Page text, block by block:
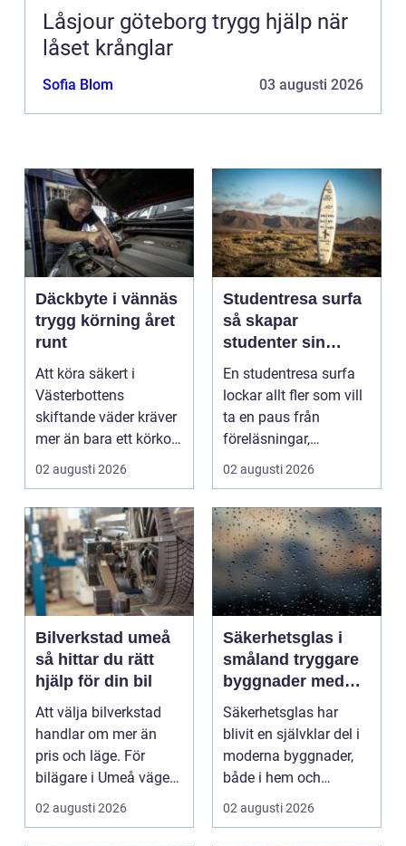
Låsjour göteborg trygg hjälp när
låset krånglar
Sofia Blom 03 augusti 2026
Däckbyte i vännäs
trygg körning året
runt
Att köra säkert i
Västerbottens
skiftande väder kräver
mer än bara ett körkort
och en pålitlig bil. ...
02 augusti 2026
Studentresa surfa
så skapar
studenter sin
ultimata paus från
plugget
En studentresa surfa
lockar allt fler som vill
ta en paus från
föreläsningar,
tentaplugg och sena
02 augusti 2026
Bilverkstad umeå
så hittar du rätt
hjälp för din bil
Att välja bilverkstad
handlar om mer än
pris och läge. För
bilägare i Umeå väger
trygghet, tillgängl...
02 augusti 2026
Säkerhetsglas i
småland tryggare
byggnader med
smarta
glaslösningar
Säkerhetsglas har
blivit en självklar del i
moderna byggnader,
både i hem och
offentliga miljöer. I ...
02 augusti 2026